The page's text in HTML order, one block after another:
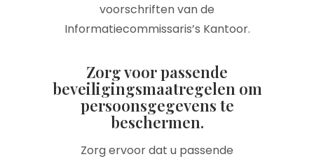
voorschriften van de
Informatiecommissaris’s Kantoor.
Zorg voor passende
beveiligingsmaatregelen om
persoonsgegevens te
beschermen.
Zorg ervoor dat u passende